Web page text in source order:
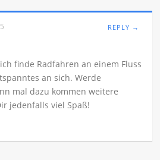
REPLY →
finde Radfahren an einem Fluss
an sich. Werde
mal dazu kommen weitere
jedenfalls viel Spaß!